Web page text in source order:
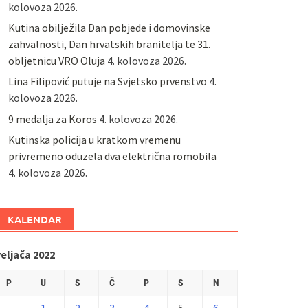
kolovoza 2026.
Kutina obilježila Dan pobjede i domovinske
zahvalnosti, Dan hrvatskih branitelja te 31.
obljetnicu VRO Oluja 4. kolovoza 2026.
Lina Filipović putuje na Svjetsko prvenstvo 4.
kolovoza 2026.
9 medalja za Koros 4. kolovoza 2026.
Kutinska policija u kratkom vremenu
privremeno oduzela dva električna romobila
4. kolovoza 2026.
KALENDAR
2022
P U S Č P S N